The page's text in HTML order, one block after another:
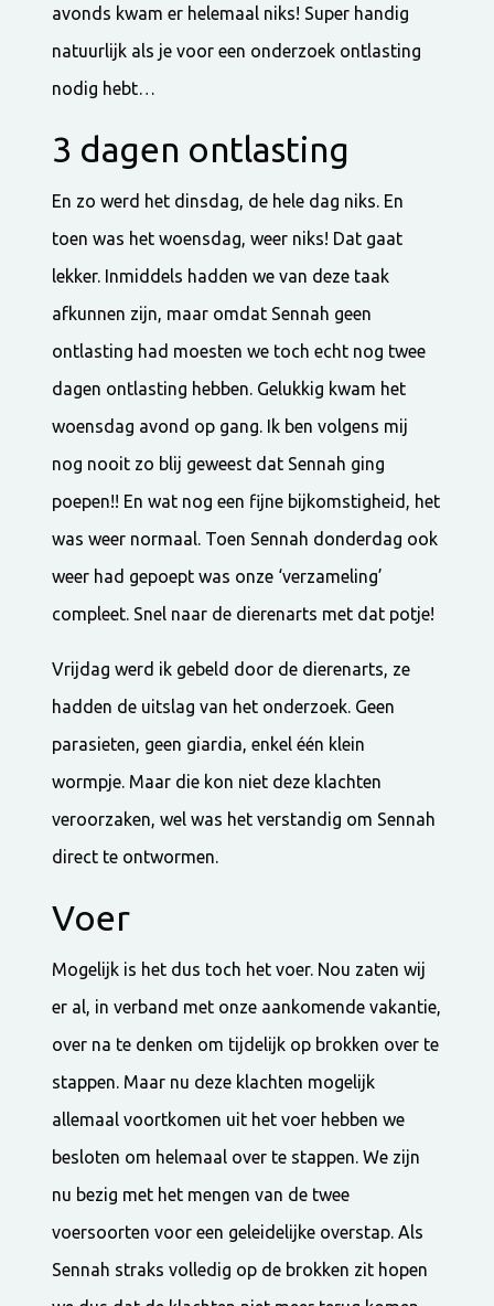
avonds kwam er helemaal niks! Super handig
natuurlijk als je voor een onderzoek ontlasting
nodig hebt…
3 dagen ontlasting
En zo werd het dinsdag, de hele dag niks. En
toen was het woensdag, weer niks! Dat gaat
lekker. Inmiddels hadden we van deze taak
afkunnen zijn, maar omdat Sennah geen
ontlasting had moesten we toch echt nog twee
dagen ontlasting hebben. Gelukkig kwam het
woensdag avond op gang. Ik ben volgens mij
nog nooit zo blij geweest dat Sennah ging
poepen!! En wat nog een fijne bijkomstigheid, het
was weer normaal. Toen Sennah donderdag ook
weer had gepoept was onze ‘verzameling’
compleet. Snel naar de dierenarts met dat potje!
Vrijdag werd ik gebeld door de dierenarts, ze
hadden de uitslag van het onderzoek. Geen
parasieten, geen giardia, enkel één klein
wormpje. Maar die kon niet deze klachten
veroorzaken, wel was het verstandig om Sennah
direct te ontwormen.
Voer
Mogelijk is het dus toch het voer. Nou zaten wij
er al, in verband met onze aankomende vakantie,
over na te denken om tijdelijk op brokken over te
stappen. Maar nu deze klachten mogelijk
allemaal voortkomen uit het voer hebben we
besloten om helemaal over te stappen. We zijn
nu bezig met het mengen van de twee
voersoorten voor een geleidelijke overstap. Als
Sennah straks volledig op de brokken zit hopen